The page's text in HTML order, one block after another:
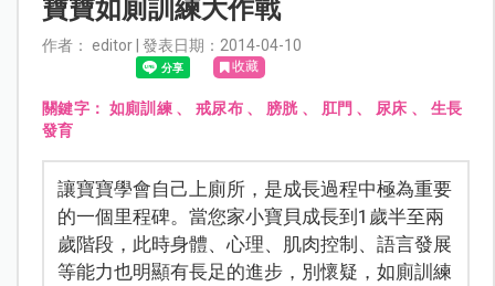
寶寶如廁訓練大作戰
作者： editor | 發表日期：2014-04-10
收藏
關鍵字： 如廁訓練、 戒尿布、 膀胱、 肛門 、 尿床 、 生長
發育
讓寶寶學會自己上廁所，是成長過程中極為重要
的一個里程碑。當您家小寶貝成長到1歲半至兩
歲階段，此時身體、心理、肌肉控制、語言發展
等能力也明顯有長足的進步，別懷疑，如廁訓練